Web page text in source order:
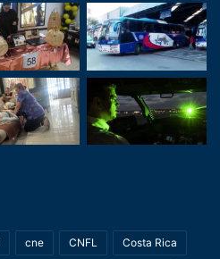
cne CNFL Costa Rica